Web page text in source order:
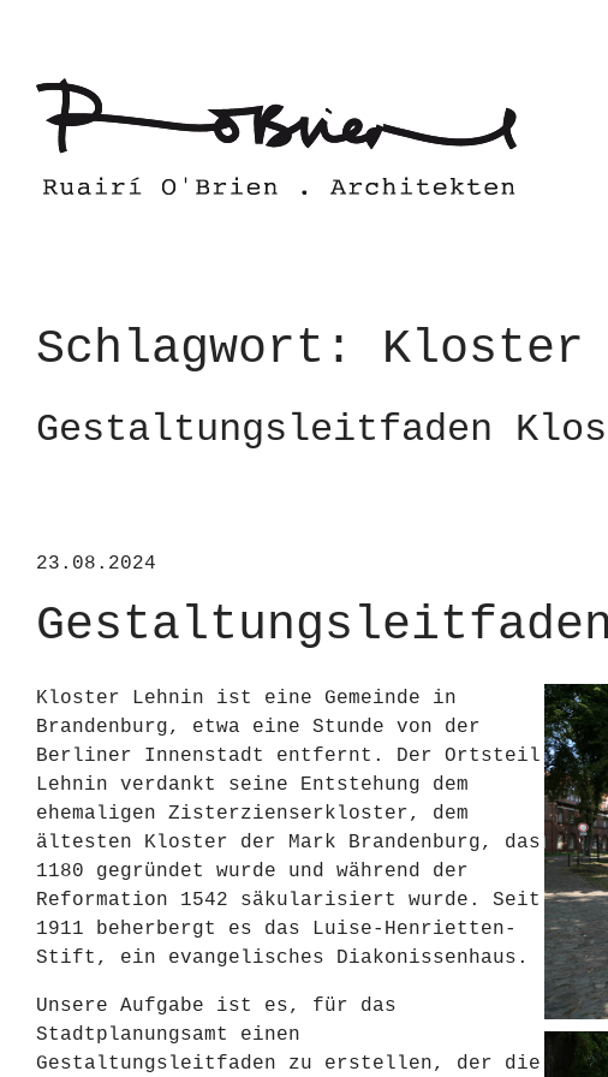
content
Schlagwort: Kloster
Gestaltungsleitfaden
23.08.2024
Kloster Lehnin ist eine Gemeinde in
Brandenburg, etwa eine Stunde von der
Berliner Innenstadt entfernt. Der Ortsteil
Lehnin verdankt seine Entstehung dem
ehemaligen Zisterzienserkloster, dem
ältesten Kloster der Mark Brandenburg, das
1180 gegründet wurde und während der
Reformation 1542 säkularisiert wurde. Seit
1911 beherbergt es das Luise-Henrietten-
Stift, ein evangelisches Diakonissenhaus.
Unsere Aufgabe ist es, für das
Stadtplanungsamt einen
Gestaltungsleitfaden zu erstellen, der die